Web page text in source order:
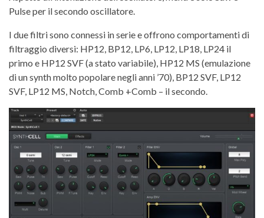
Pulse per il secondo oscillatore.
I due filtri sono connessi in serie e offrono comportamenti di
filtraggio diversi: HP12, BP12, LP6, LP12, LP18, LP24 il
primo e HP12 SVF (a stato variabile), HP12 MS (emulazione
di un synth molto popolare negli anni ’70), BP12 SVF, LP12
SVF, LP12 MS, Notch, Comb +Comb – il secondo.